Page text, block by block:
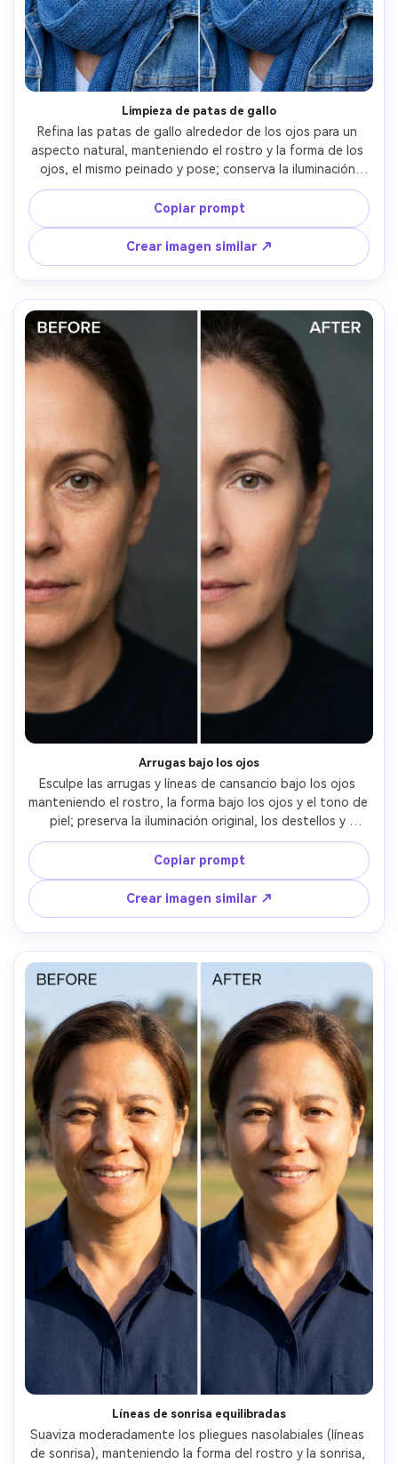
Limpieza de patas de gallo
Refina las patas de gallo alrededor de los ojos para un
aspecto natural, manteniendo el rostro y la forma de los
ojos, el mismo peinado y pose; conserva la iluminación
original y los detalles del fondo, y la textura de la piel
creíble, preservando las costuras del atuendo --ar 4:5
Copiar prompt
Crear imagen similar ↗
Arrugas bajo los ojos
Esculpe las arrugas y líneas de cansancio bajo los ojos
manteniendo el rostro, la forma bajo los ojos y el tono de
piel; preserva la iluminación original, los destellos y
detalles de fondo para que el retoque se vea limpio pero
real, preservando los detalles de fondo --ar 4:5
Copiar prompt
Crear imagen similar ↗
Líneas de sonrisa equilibradas
Suaviza moderadamente los pliegues nasolabiales (líneas
de sonrisa), manteniendo la forma del rostro y la sonrisa,